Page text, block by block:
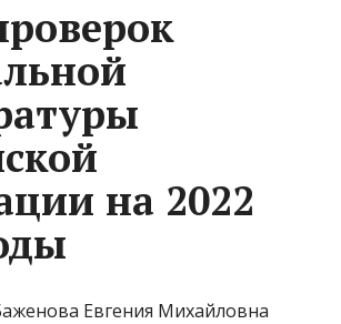
на 2022
Евгения Михайловна